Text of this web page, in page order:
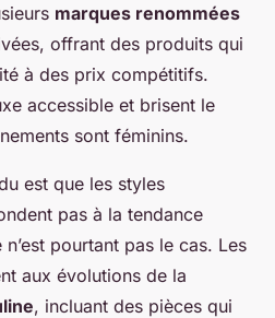
marques renommées
offrant des produits qui
à des prix compétitifs.
accessible et brisent le
sont féminins.
est que les styles
pas à la tendance
pourtant pas le cas. Les
aux évolutions de la
, incluant des pièces qui